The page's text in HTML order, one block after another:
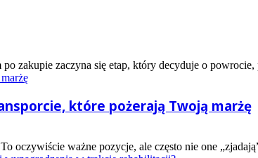
zakupie zaczyna się etap, który decyduje o
które pożerają Twoją marżę
oczywiście ważne pozycje, ale często nie one